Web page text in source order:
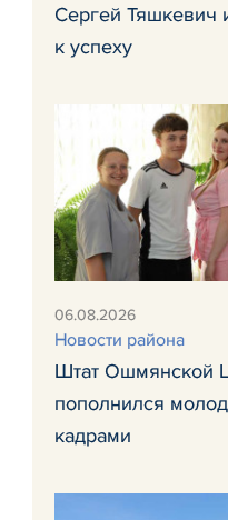
Сергей Тяшкевич
к успеху
06.08.2026
Новости района
Штат Ошмянской
пополнился
кадрами